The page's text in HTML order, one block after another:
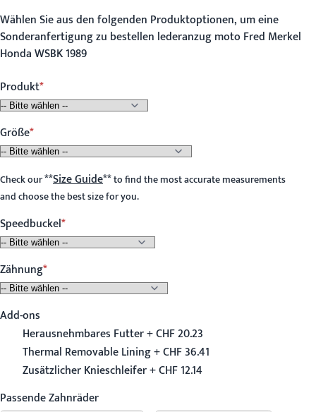
Wählen Sie aus den folgenden Produktoptionen, um eine
Sonderanfertigung zu bestellen lederanzug moto Fred Merkel
Honda WSBK 1989
Produkt
Größe
Check our**Size Guide**to find the most accurate measurements
and choose the best size for you.
Speedbuckel
Zähnung
Add-ons
Herausnehmbares Futter + CHF 20.23
Thermal Removable Lining + CHF 36.41
Zusätzlicher Knieschleifer + CHF 12.14
Passende Zahnräder